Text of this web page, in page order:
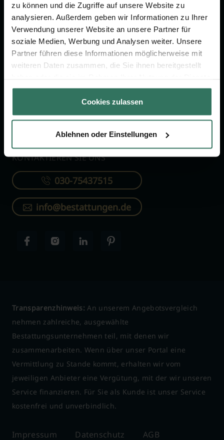
zu können und die Zugriffe auf unsere Website zu
analysieren. Außerdem geben wir Informationen zu Ihrer
Verwendung unserer Website an unsere Partner für
soziale Medien, Werbung und Analysen weiter. Unsere
Partner führen diese Informationen möglicherweise mit
weiteren Daten zusammen, die Sie ihnen bereitgestellt
gesammelt haben.
Cookies zulassen
Ablehnen oder Einstellungen
FÜR SIE
Vergleich
Ratgeber
Verzeichnis
FÜR BESTATTER
Online-Portal
Kostenlos registrieren
KONTAKTIEREN SIE UNS
030-75437515
info@bestattungen.de
Transparenzhinweis: An unserem Angebotsvergleich
nehmen zahlreiche, ausgewählte
Bestattungsunternehmen teil, mit denen wir
zusammenarbeiten. Wenn über unser Portal eine
Vermittlung zu Stande kommt, erhalten wir vom
jeweiligen Anbieter eine Vergütung, mit der wir unseren
Service finanzieren. Für Sie als Kunde ist unser Service
kostenfrei und unverbindlich.
Impressum Datenschutz AGB